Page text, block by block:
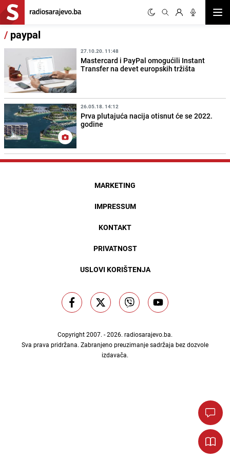
/ paypal
27.10.20. 11:48
Mastercard i PayPal omogućili Instant
Transfer na devet europskih tržišta
26.05.18. 14:12
Prva plutajuća nacija otisnut će se 2022.
godine
MARKETING
IMPRESSUM
KONTAKT
PRIVATNOST
USLOVI KORIŠTENJA
Copyright 2007. - 2026. radiosarajevo.ba.
Sva prava pridržana. Zabranjeno preuzimanje sadržaja bez dozvole
izdavača.